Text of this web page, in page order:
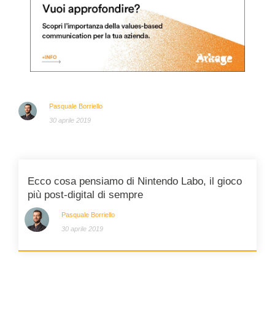
Pasquale Borriello
30 aprile 2019
Ecco cosa pensiamo di Nintendo Labo, il gioco
più post-digital di sempre
Pasquale Borriello
30 aprile 2019